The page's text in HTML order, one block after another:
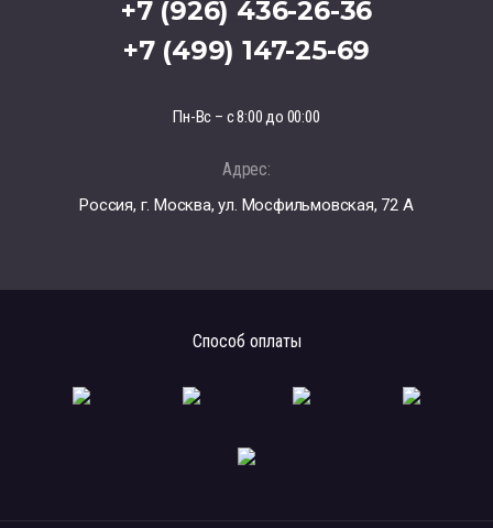
+7 (926) 436-26-36
+7 (499) 147-25-69
Пн-Вс – с 8:00 до 00:00
Адрес:
Россия, г. Москва, ул. Мосфильмовская, 72 А
Способ оплаты